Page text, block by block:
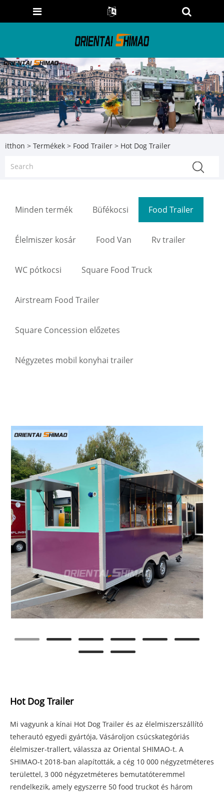
itthon > Termékek > Food Trailer > Hot Dog Trailer
Minden termék Büfékocsi Food Trailer
Élelmiszer kosár Food Van Rv trailer
WC pótkocsi Square Food Truck
Airstream Food Trailer
Square Concession előzetes
Négyzetes mobil konyhai trailer
Hot Dog Trailer
Mi vagyunk a kínai Hot Dog Trailer és az élelmiszerszállító
teherautó egyedi gyártója, Vásároljon csúcskategóriás
élelmiszer-trallert, válassza az Oriental SHIMAO-t. A
SHIMAO-t 2018-ban alapították, a cég 10 000 négyzetméteres
területtel, 3 000 négyzetméteres bemutatóteremmel
rendelkezik, amely egyszerre 50 food truckot és három